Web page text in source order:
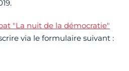
"La nuit de la démocratie"
via le formulaire suivant :